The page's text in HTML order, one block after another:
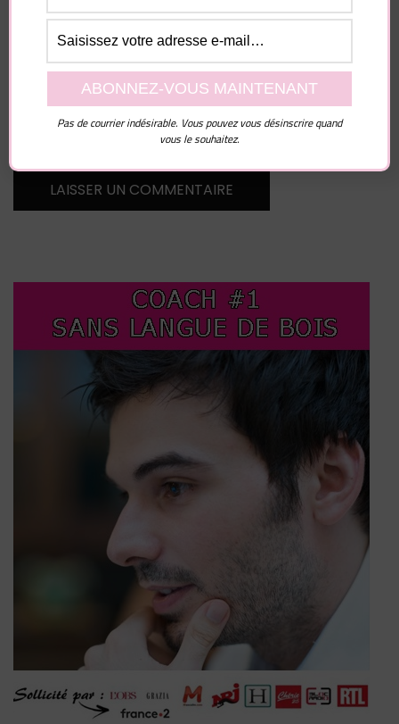
Site web
Enregistrer mon nom, mon e-mail et mon site dans
le navigateur pour mon prochain commentaire.
Pas de courrier indésirable. Vous pouvez vous désinscrire quand
vous le souhaitez.